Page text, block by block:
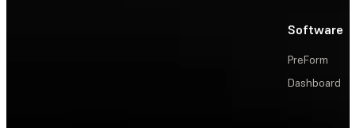
Software
PreForm
Dashboard